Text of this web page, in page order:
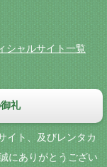
シャルサイト一覧
礼
イト、及びレンタカ
にありがとうござい